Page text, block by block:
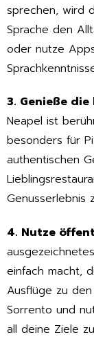
sprechen, wird
Sprache den
oder nutze
3. Genieße
Neapel ist
besonders für
authentischen
Genusserlebnis
4. Nutze
einfach macht,
Ausflüge zu
Sorrento und
all deine Ziele